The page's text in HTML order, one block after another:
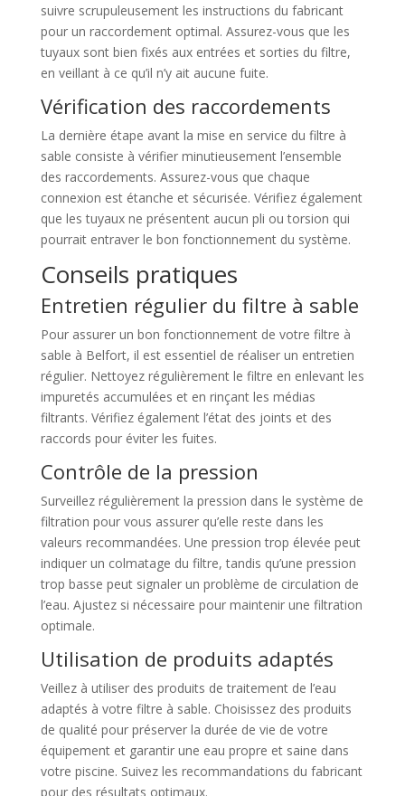
suivre scrupuleusement les instructions du fabricant
pour un raccordement optimal. Assurez-vous que les
tuyaux sont bien fixés aux entrées et sorties du filtre,
en veillant à ce qu’il n’y ait aucune fuite.
Vérification des raccordements
La dernière étape avant la mise en service du filtre à
sable consiste à vérifier minutieusement l’ensemble
des raccordements. Assurez-vous que chaque
connexion est étanche et sécurisée. Vérifiez également
que les tuyaux ne présentent aucun pli ou torsion qui
pourrait entraver le bon fonctionnement du système.
Conseils pratiques
Entretien régulier du filtre à sable
Pour assurer un bon fonctionnement de votre filtre à
sable à Belfort, il est essentiel de réaliser un entretien
régulier. Nettoyez régulièrement le filtre en enlevant les
impuretés accumulées et en rinçant les médias
filtrants. Vérifiez également l’état des joints et des
raccords pour éviter les fuites.
Contrôle de la pression
Surveillez régulièrement la pression dans le système de
filtration pour vous assurer qu’elle reste dans les
valeurs recommandées. Une pression trop élevée peut
indiquer un colmatage du filtre, tandis qu’une pression
trop basse peut signaler un problème de circulation de
l’eau. Ajustez si nécessaire pour maintenir une filtration
optimale.
Utilisation de produits adaptés
Veillez à utiliser des produits de traitement de l’eau
adaptés à votre filtre à sable. Choisissez des produits
de qualité pour préserver la durée de vie de votre
équipement et garantir une eau propre et saine dans
votre piscine. Suivez les recommandations du fabricant
pour des résultats optimaux.